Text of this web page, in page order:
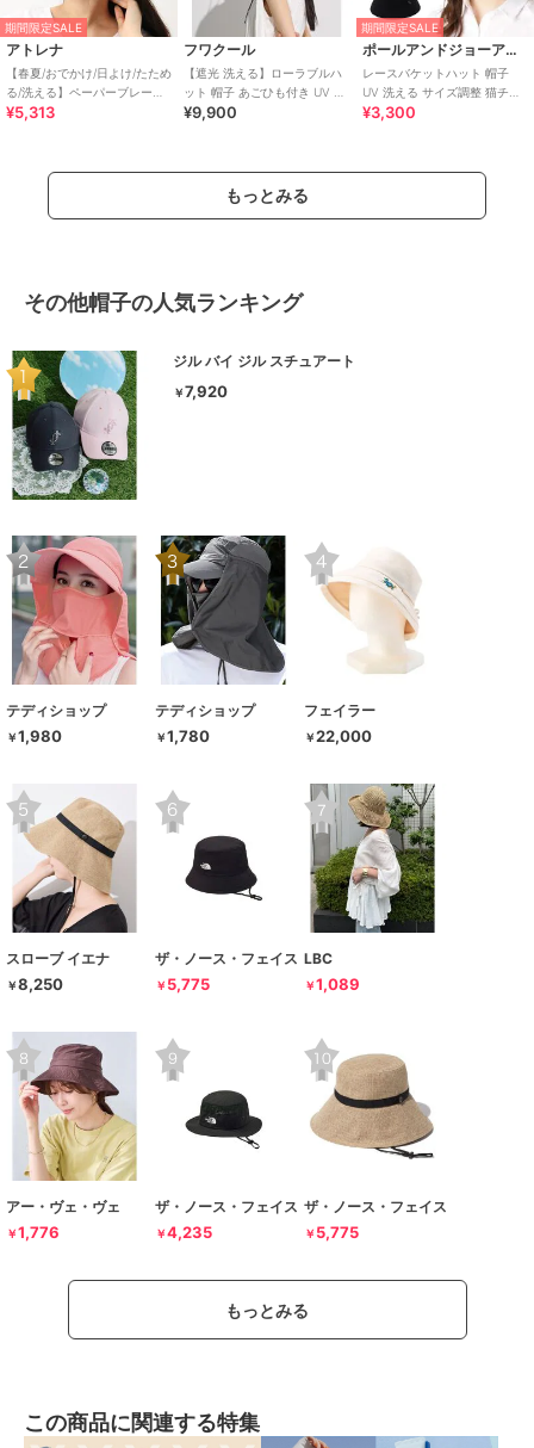
期間限定SALE
アトレナ
【春夏/おでかけ/日よけ/たため
る/洗える】ペーパーブレード
キャスケットサイズ調整可
¥5,313
フワクール
【遮光 洗える】ローラブルハ
ット 帽子 あごひも付き UV サ
イズ調整
¥9,900
期間限定SALE
ポールアンドジョーアクセソワ
レースバケットハット 帽子
UV 洗える サイズ調整 猫チャ
ーム付き
¥3,300
もっとみる
その他帽子の人気ランキング
ジル バイ ジル スチュアート
￥7,920
テディショップ
￥1,980
テディショップ
￥1,780
フェイラー
￥22,000
スローブ イエナ
￥8,250
ザ・ノース・フェイス
￥ 5,775
LBC
￥1,089
アー・ヴェ・ヴェ
￥1,776
ザ・ノース・フェイス
￥4,235
ザ・ノース・フェイス
￥ 5,775
もっとみる
この商品に関連する特集